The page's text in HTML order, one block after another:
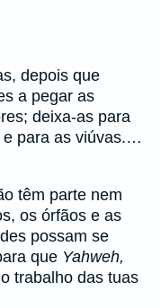
depois que
a pegar as
deixa-as para
e para as viúvas.…
têm parte nem
os órfãos e as
possam se
que Yahweh,
trabalho das tuas